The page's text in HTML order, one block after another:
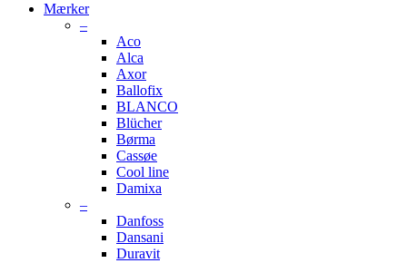
Mærker
–
Aco
Alca
Axor
Ballofix
BLANCO
Blücher
Børma
Cassøe
Cool line
Damixa
–
Danfoss
Dansani
Duravit